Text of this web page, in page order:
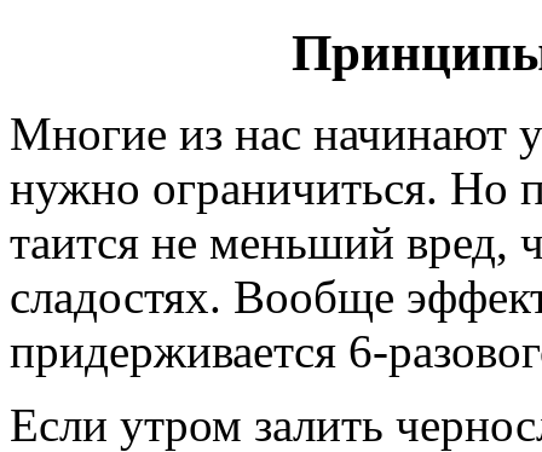
Многие из нас начинают
нужно ограничиться. Но
таится не меньший
сладостях. Вообще
придерживается 6-
Если утром залить